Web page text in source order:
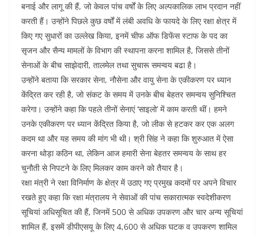
बनाई और लागू की हैं, जो केवल पांच वर्षों के लिए अल्पकालिक लाभ प्रदान नहीं
करती हैं। उन्होंने पिछले कुछ वर्षों में लंबी अवधि के फायदे के लिए रक्षा क्षेत्र में
किए गए सुधारों का उल्लेख किया, इनमें चीफ ऑफ डिफेंस स्टाफ के पद का
सृजन और सैन्य मामलों के विभाग की स्थापना करना शामिल है, जिससे तीनों
सेनाओं के बीच साझेदारी, तालमेल तथा सुचारू समन्वय बढा है।
उन्होंने बताया कि सरकार सेना, नौसेना और वायु सेना के एकीकरण पर ध्यान
केंद्रित कर रही है, जो संकट के समय में उनके बीच बेहतर समन्वय सुनिश्चित
करेगा। उन्होंने कहा कि पहले तीनों सेनाएं ‘साइलो’ में काम करती थीं। हमने
उनके एकीकरण पर ध्यान केंद्रित किया है, जो लीक से हटकर कर एक अलग
कदम था और यह समय की मांग भी थी। श्री सिंह ने कहा कि शुरुआत में ऐसा
करना थोड़ा कठिन था, लेकिन आज हमारी सेना बेहतर समन्वय के साथ हर
चुनौती से निपटने के लिए मिलकर काम करने को तैयार है।
रक्षा मंत्री ने रक्षा विनिर्माण के क्षेत्र में उठाए गए प्रमुख कदमों पर अपने विचार
रखते हुए कहा कि रक्षा मंत्रालय ने सेवाओं की पांच सकारात्मक स्वदेशीकरण
सूचियां अधिसूचित की हैं, जिनमें 500 से अधिक उपकरण और चार अन्य सूचियां
शामिल हैं, इसमें डीपीएसयू के लिए 4,600 से अधिक घटक व उपकरण शामिल